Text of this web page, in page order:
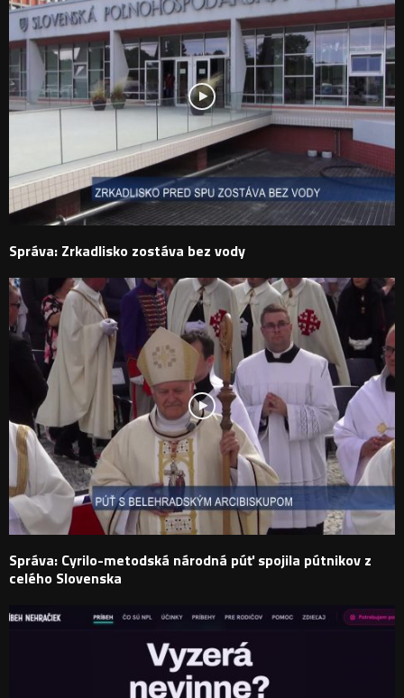
Správa: Zrkadlisko zostáva bez vody
Správa: Cyrilo-metodská národná púť spojila pútnikov z
celého Slovenska